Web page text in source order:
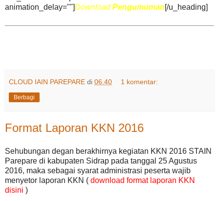
animation_delay=""]DownloadPengumuman[/u_heading]
CLOUD IAIN PAREPARE di 06.40 1 komentar:
Berbagi
Format Laporan KKN 2016
Sehubungan degan berakhirnya kegiatan KKN 2016 STAIN
Parepare di kabupaten Sidrap pada tanggal 25 Agustus
2016, maka sebagai syarat administrasi peserta wajib
menyetor laporan KKN ( download format laporan KKN
disini )